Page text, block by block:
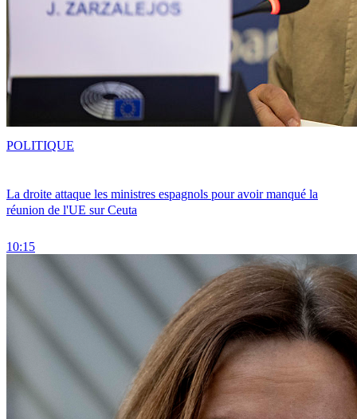
La droite attaque les ministres espagnols pour avoir manqué la
réunion de l'UE sur Ceuta
10:15
POLITIQUE